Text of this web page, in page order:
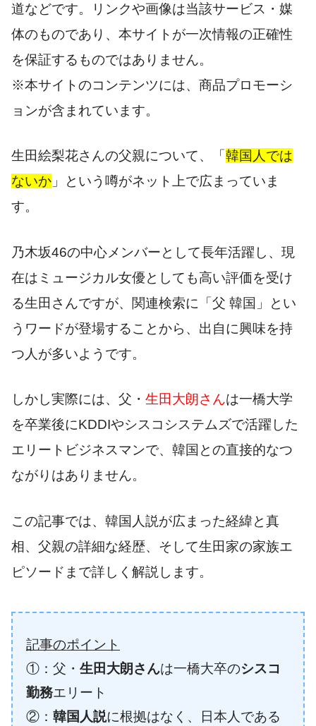
道などです。リンクや画像は当該サービス・媒
体のものであり、本サイトが一次情報の正確性
を保証するものではありません。
※本サイトのコンテンツには、商品プロモーシ
ョンが含まれています。
生田絵梨花さんの父親について、「 韓国人では
ないか 」という噂がネット上で広まっていま
す。
乃木坂46の中心メンバーとして長年活躍し、現
在はミュージカル女優としても高い評価を受け
る生田さんですが、関連検索に「父 韓国」とい
うワードが登場することから、出自に興味を持
つ人が多いようです。
しかし実際には、父・ 生田大朗さんは一橋大学
を卒業後にKDDIやシスコシステムズで活躍した
エリートビジネスマンで、韓国との直接的なつ
ながりはありません。
この記事では、韓国人説が広まった経緯と真
相、父親の詳細な経歴、そして生田家の家族エ
ピソードまで詳しく解説します。
記事のポイント
①：父・ 生田大朗さんは一橋大卒のシスコ
勤務エリート
②： 韓国人説に根拠はなく、日本人である